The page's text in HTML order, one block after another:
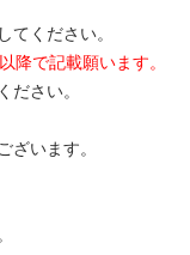
てください。
降で記載願います。
ださい。
ざいます。